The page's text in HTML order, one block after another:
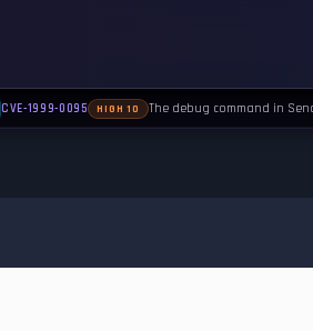
CVE-1999-0095 HIGH 10 The debug command in